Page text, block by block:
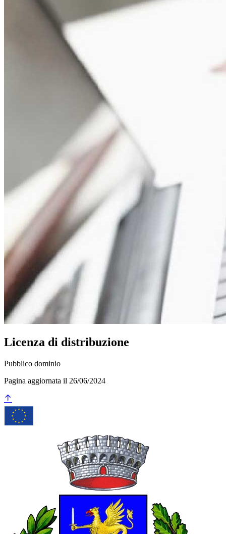
Licenza di distribuzione
Pubblico dominio
Pagina aggiornata il 26/06/2024